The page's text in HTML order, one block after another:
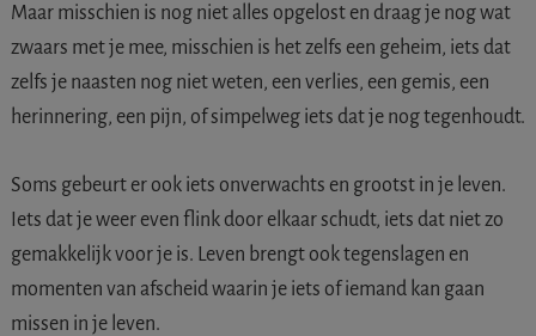
Maar misschien is nog niet alles opgelost en draag je nog wat
zwaars met je mee, misschien is het zelfs een geheim, iets dat
zelfs je naasten nog niet weten, een verlies, een gemis, een
herinnering, een pijn, of simpelweg iets dat je nog tegenhoudt.
Soms gebeurt er ook iets onverwachts en grootst in je leven.
Iets dat je weer even flink door elkaar schudt, iets dat niet zo
gemakkelijk voor je is. Leven brengt ook tegenslagen en
momenten van afscheid waarin je iets of iemand kan gaan
missen in je leven.